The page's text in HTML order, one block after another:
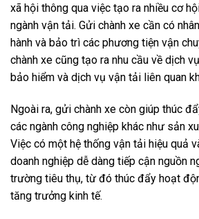
xã hội thông qua việc tạo ra nhiều cơ
ngành vận tải. Gửi chành xe cần có
hành và bảo trì các phương tiện vận
chành xe cũng tạo ra nhu cầu về dịch
bảo hiểm và dịch vụ vận tải liên quan
Ngoài ra, gửi chành xe còn giúp thúc
các ngành công nghiệp khác như sản
Việc có một hệ thống vận tải hiệu quả
doanh nghiệp dễ dàng tiếp cận nguồn
trường tiêu thụ, từ đó thúc đẩy hoạt
tăng trưởng kinh tế.